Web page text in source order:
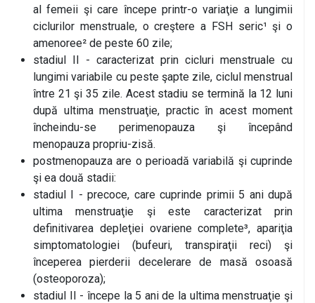
al femeii şi care începe printr-o variaţie a lungimii
ciclurilor menstruale, o creştere a FSH seric¹ şi o
amenoree² de peste 60 zile;
stadiul II - caracterizat prin cicluri menstruale cu
lungimi variabile cu peste şapte zile, ciclul menstrual
între 21 şi 35 zile. Acest stadiu se termină la 12 luni
după ultima menstruaţie, practic în acest moment
încheindu-se perimenopauza şi începând
menopauza propriu-zisă.
postmenopauza are o perioadă variabilă şi cuprinde
şi ea două stadii:
stadiul I - precoce, care cuprinde primii 5 ani după
ultima menstruaţie şi este caracterizat prin
definitivarea depleţiei ovariene complete³, apariţia
simptomatologiei (bufeuri, transpiraţii reci) şi
începerea pierderii decelerare de masă osoasă
(osteoporoza);
stadiul II - începe la 5 ani de la ultima menstruaţie şi